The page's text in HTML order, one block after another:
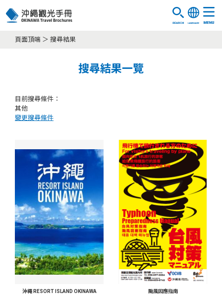
頁面頂端 搜尋結果
搜尋結果一覽
目前搜尋條件：
其他
變更搜尋條件
沖繩 RESORT ISLAND OKINAWA 颱風因應指南